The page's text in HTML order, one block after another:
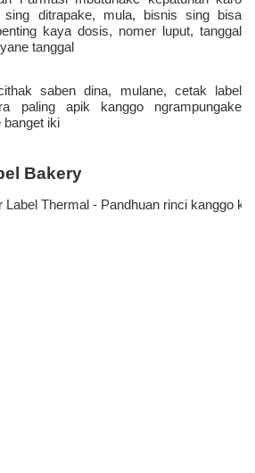
sing ditrapake, mula, bisnis sing bisa
kaya dosis, nomer luput, tanggal
tanggal
saben dina, mulane, cetak label
paling apik kanggo ngrampungake
banget iki